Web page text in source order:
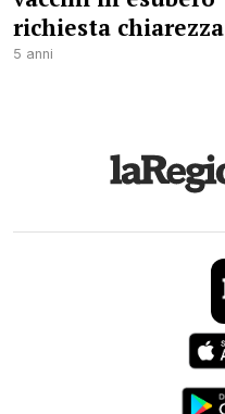
richiesta chiarezza
5 anni